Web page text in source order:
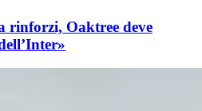
rinforzi, Oaktree deve